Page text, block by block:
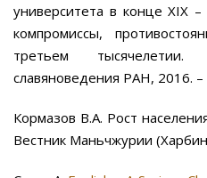
университета в конце XIX –
компромиссы,
третьем
славяноведения РАН, 2016.
Кормазов В.А. Рост
Вестник Маньчжурии